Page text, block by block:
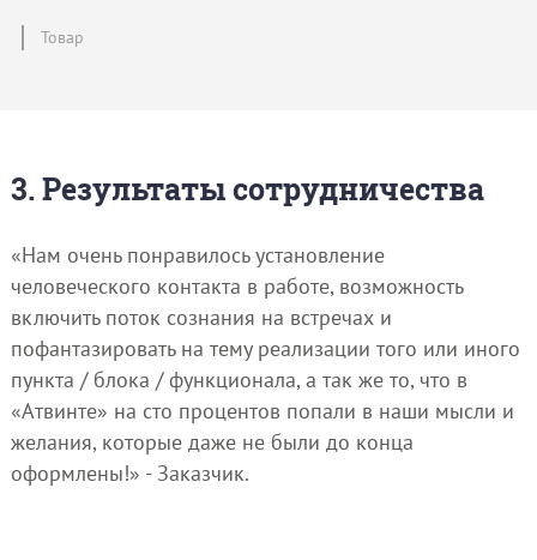
Товар
3. Результаты сотрудничества
«Нам очень понравилось установление
человеческого контакта в работе, возможность
включить поток сознания на встречах и
пофантазировать на тему реализации того или иного
пункта / блока / функционала, а так же то, что в
«Атвинте» на сто процентов попали в наши мысли и
желания, которые даже не были до конца
оформлены!» - Заказчик.